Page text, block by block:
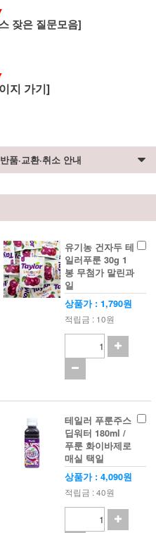
잦은 질문모음]
지 가기]
품·교환·취소 안내
유기농 건자두 테
일러푸룬 30g 1
봉 무첨가 말린과
일
상품가 : 1,790원
적립금 : 10원
테일러 푸룬주스
딥워터 180ml /
푸룬 화이바제로
매실 택일
상품가 : 4,090원
적립금 : 40원